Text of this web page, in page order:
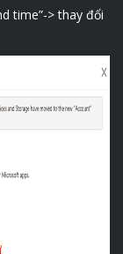
time”-> thay đổi